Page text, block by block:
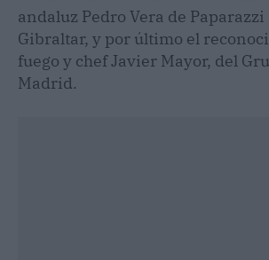
andaluz Pedro Vera de
Gibraltar, y por último el
fuego y chef Javier Mayor, del
Madrid.